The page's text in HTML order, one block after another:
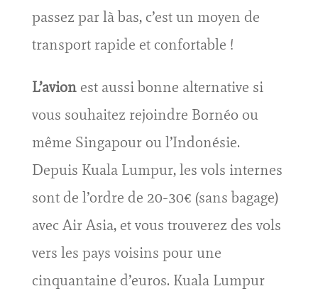
passez par là bas, c’est un moyen de
transport rapide et confortable !
L’avionest aussi bonne alternative si
vous souhaitez rejoindre Bornéo ou
même Singapour ou l’Indonésie.
Depuis Kuala Lumpur, les vols internes
sont de l’ordre de 20-30€ (sans bagage)
avec Air Asia, et vous trouverez des vols
vers les pays voisins pour une
cinquantaine d’euros. Kuala Lumpur